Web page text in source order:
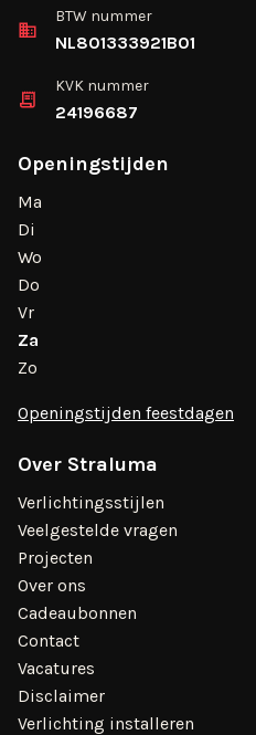
BTW nummer
NL801333921B01
KVK nummer
24196687
Openingstijden
Ma
Di
Wo
Do
Vr
Za
Zo
Openingstijden feestdagen
Over Straluma
Verlichtingsstijlen
Veelgestelde vragen
Projecten
Over ons
Cadeaubonnen
Contact
Vacatures
Disclaimer
Verlichting installeren